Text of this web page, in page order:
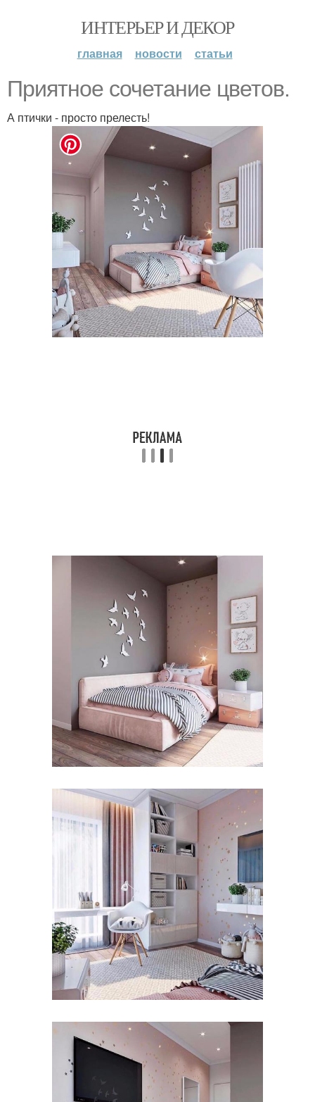
ИНТЕРЬЕР И ДЕКОР
главная новости статьи
Приятное сочетание цветов.
А птички - просто прелесть!